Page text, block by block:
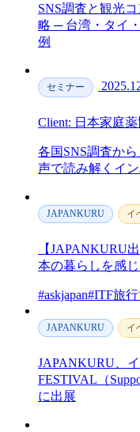
SNS調査と観光
略 ─ 台湾・タイ
例
セミナー
Client: 日本家庭
各国SNS調査か
声で読み解くイ
JAPANKURU イ
【JAPANKURU
本の暮らしを感
#askjapan#ITF旅
JAPANKURU イ
JAPANKURU、
FESTIVAL（
に出展